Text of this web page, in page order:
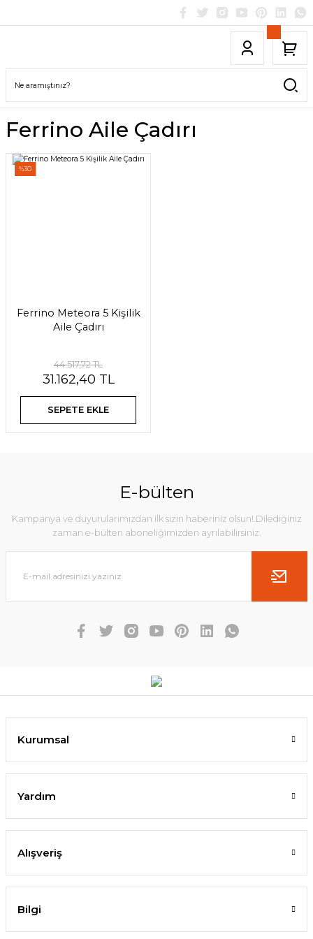
Ferrino Aile Çadırı
%30
Ferrino Meteora 5 Kişilik
Aile Çadırı
44.517,72 TL
31.162,40 TL
SEPETE EKLE
E-bülten
Kampanya ve duyurularımızdan ilk sizin haberiniz olsun! Dilediğiniz
zaman e-bülten aboneliğimizden ayrılabilirsiniz.
Kurumsal
Yardım
Alışveriş
Bilgi